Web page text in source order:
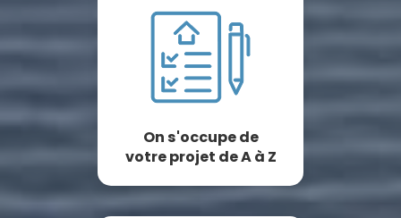
On s'occupe de
votre projet de A à Z